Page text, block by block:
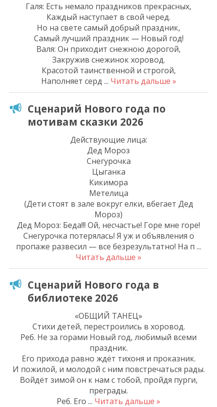
Галя: Есть немало праздников прекрасных,
Каждый наступает в свой черед.
Но на свете самый добрый праздник,
Самый лучший праздник — Новый год!
Валя: Он приходит снежною дорогой,
Закружив снежинок хоровод.
Красотой таинственной и строгой,
Наполняет серд ... Читать дальше »
Сценарий Нового года по
мотивам сказки 2026
Действующие лица:
Дед Мороз
Снегурочка
Цыганка
Кикимора
Метелица
(Дети стоят в зале вокруг елки, вбегает Дед
Мороз)
Дед Мороз: Беда!!! Ой, несчастье! Горе мне горе!
Снегурочка потерялась! Я уж и объявления о
пропаже развесил — все безрезультатно! На п ...
Читать дальше »
Сценарий Нового года в
библиотеке 2026
«ОБЩИЙ ТАНЕЦ»
Стихи детей, перестроились в хоровод.
Реб. Не за горами Новый год, любимый всеми
праздник.
Его прихода равно ждёт тихоня и проказник.
И пожилой, и молодой с ним повстречаться рады.
Войдёт зимой он к нам с тобой, пройдя пурги,
преграды.
Реб. Его ... Читать дальше »